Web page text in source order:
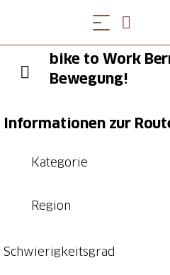
bike to Work
Bewegung!
Informationen zur
Kategorie
Region
Schwierigkeitsgrad